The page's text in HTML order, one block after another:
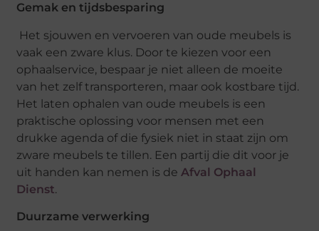
Gemak en tijdsbesparing
Het sjouwen en vervoeren van oude meubels is
vaak een zware klus. Door te kiezen voor een
ophaalservice, bespaar je niet alleen de moeite
van het zelf transporteren, maar ook kostbare tijd.
Het laten ophalen van oude meubels is een
praktische oplossing voor mensen met een
drukke agenda of die fysiek niet in staat zijn om
zware meubels te tillen. Een partij die dit voor je
uit handen kan nemen is de Afval Ophaal
Dienst.
Duurzame verwerking